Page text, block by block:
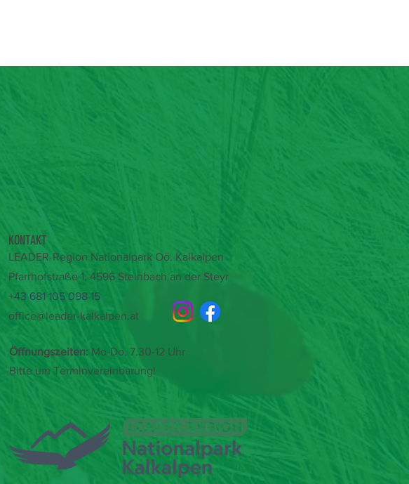
LEADER-Region Nationalpark Oö. Kalkalpen
Pfarrhofstraße 1, 4596 Steinbach an der Steyr
+43 681 105 098 15
office@leader-kalkalpen.at
KONTAKT
Öffnungszeiten: Mo-Do, 7.30-12 Uhr
Bitte um Terminvereinbarung!